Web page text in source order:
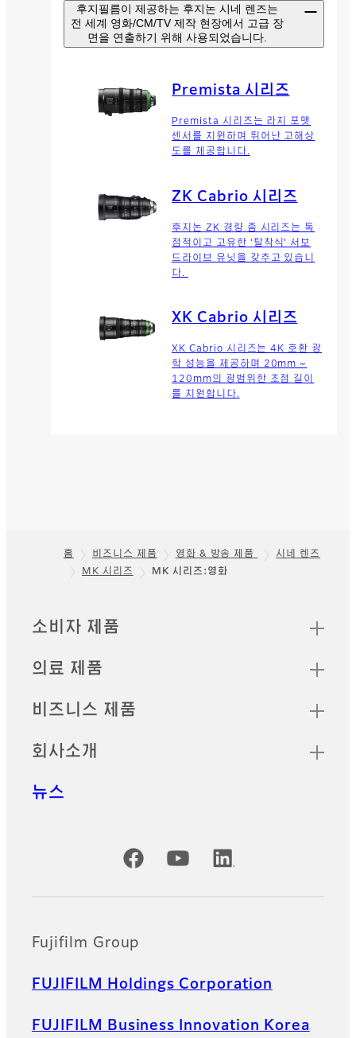
후지필름이 제공하는 후지논 시네 렌즈는
전 세계 영화/CM/TV 제작 현장에서 고급 장
면을 연출하기 위해 사용되었습니다.
Premista 시리즈
Premista 시리즈는 라지 포맷
센서를 지원하며 뛰어난 고해상
도를 제공합니다.
ZK Cabrio 시리즈
후지논 ZK 경량 줌 시리즈는 독
점적이고 고유한 ‘탈착식’ 서보
드라이브 유닛을 갖추고 있습니
다.
XK Cabrio 시리즈
XK Cabrio 시리즈는 4K 호환 광
학 성능을 제공하며 20mm ~
120mm의 광범위한 초점 길이
를 지원합니다.
홈 비즈니스 제품 영화 & 방송 제품
시네 렌즈
MK 시리즈
MK 시리즈:영화
빠른 링크
소비자 제품
의료 제품
비즈니스 제품
회사소개
뉴스
공식 SNS 계정
Fujifilm Group
FUJIFILM Holdings Corporation
FUJIFILM Business Innovation Korea